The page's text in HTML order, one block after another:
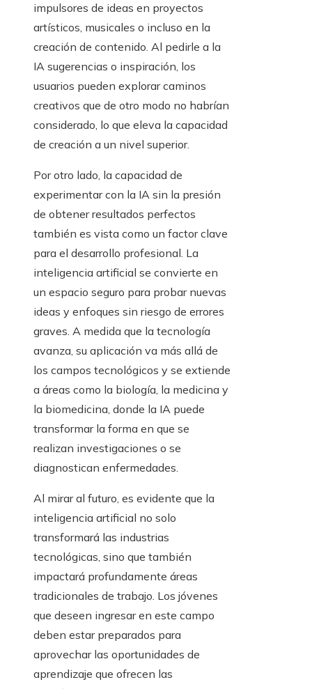
impulsores de ideas en proyectos
artísticos, musicales o incluso en la
creación de contenido. Al pedirle a la
IA sugerencias o inspiración, los
usuarios pueden explorar caminos
creativos que de otro modo no habrían
considerado, lo que eleva la capacidad
de creación a un nivel superior.
Por otro lado, la capacidad de
experimentar con la IA sin la presión
de obtener resultados perfectos
también es vista como un factor clave
para el desarrollo profesional. La
inteligencia artificial se convierte en
un espacio seguro para probar nuevas
ideas y enfoques sin riesgo de errores
graves. A medida que la tecnología
avanza, su aplicación va más allá de
los campos tecnológicos y se extiende
a áreas como la biología, la medicina y
la biomedicina, donde la IA puede
transformar la forma en que se
realizan investigaciones o se
diagnostican enfermedades.
Al mirar al futuro, es evidente que la
inteligencia artificial no solo
transformará las industrias
tecnológicas, sino que también
impactará profundamente áreas
tradicionales de trabajo. Los jóvenes
que deseen ingresar en este campo
deben estar preparados para
aprovechar las oportunidades de
aprendizaje que ofrecen las